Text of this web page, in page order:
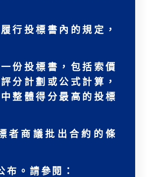
行投標書內的規定，
份投標書，包括索價
分計劃或公式計算，
整體得分最高的投標
者商議批出合約的條
。請參閱：